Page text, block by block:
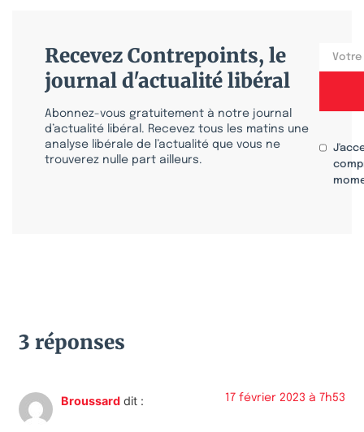
Recevez Contrepoints, le
journal d'actualité libéral
Abonnez-vous gratuitement à notre journal
d’actualité libéral. Recevez tous les matins une
analyse libérale de l’actualité que vous ne
trouverez nulle part ailleurs.
3 réponses
Broussard dit : 17 février 2023 à 7h53